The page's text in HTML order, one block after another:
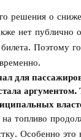
решения о
нет публично
Поэтому
для
аргументом.
топливо
Особенно это